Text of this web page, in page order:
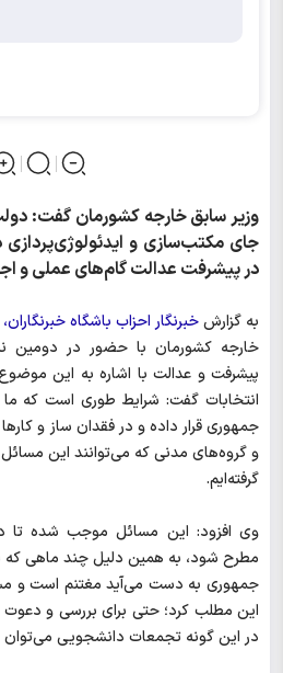
وزیر سابق خارجه کشورمان گفت:
جای مکتب‌سازی و
در پیشرفت عدالت گام‌های عملی و
به گزارشخبرنگار احزاب باشگاه خبرنگاران،
خارجه کشورمان با حضور در
پیشرفت و عدالت با اشاره به این
انتخابات گفت:‌ شرایط طوری است که ما
جمهوری قرار داده و در فقدان ساز و
و گروه‌های مدنی که می‌توانند این مسائل
گرفته‌ایم.
وی افزود: این مسائل موجب شده تا
مطرح شود، به همین دلیل چند ماهی که
جمهوری به دست می‌آید مغتنم است و
این مطلب کرد؛ حتی برای بررسی و
در این گونه تجمعات دانشجویی می‌توان